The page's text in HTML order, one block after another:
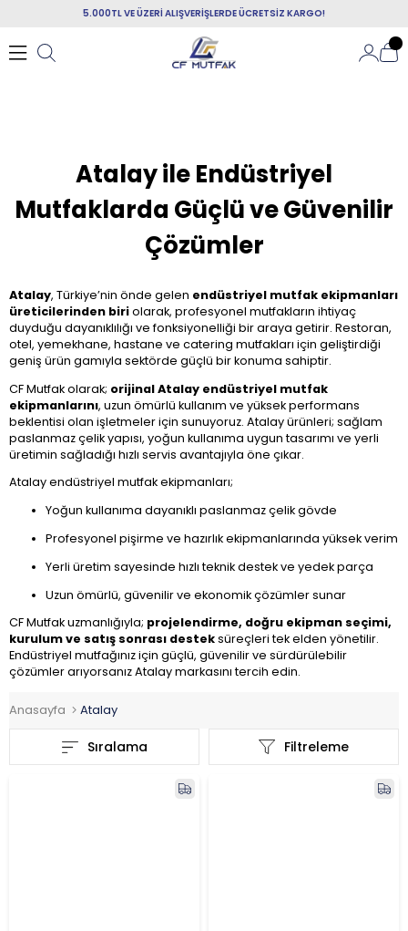
5.000TL VE ÜZERİ ALIŞVERİŞLERDE ÜCRETSİZ KARGO!
Atalay ile Endüstriyel
Mutfaklarda Güçlü ve Güvenilir
Çözümler
Atalay, Türkiye’nin önde gelen endüstriyel mutfak ekipmanları
üreticilerinden biriolarak, profesyonel mutfakların ihtiyaç
duyduğu dayanıklılığı ve fonksiyonelliği bir araya getirir. Restoran,
otel, yemekhane, hastane ve catering mutfakları için geliştirdiği
geniş ürün gamıyla sektörde güçlü bir konuma sahiptir.
CF Mutfak olarak; orijinal Atalay endüstriyel mutfak
ekipmanlarını, uzun ömürlü kullanım ve yüksek performans
beklentisi olan işletmeler için sunuyoruz. Atalay ürünleri; sağlam
paslanmaz çelik yapısı, yoğun kullanıma uygun tasarımı ve yerli
üretimin sağladığı hızlı servis avantajıyla öne çıkar.
Atalay endüstriyel mutfak ekipmanları;
Yoğun kullanıma dayanıklı paslanmaz çelik gövde
Profesyonel pişirme ve hazırlık ekipmanlarında yüksek verim
Yerli üretim sayesinde hızlı teknik destek ve yedek parça
Uzun ömürlü, güvenilir ve ekonomik çözümler sunar
CF Mutfak uzmanlığıyla; projelendirme, doğru ekipman seçimi,
kurulum ve satış sonrası desteksüreçleri tek elden yönetilir.
Endüstriyel mutfağınız için güçlü, güvenilir ve sürdürülebilir
çözümler arıyorsanız Atalay markasını tercih edin.
Anasayfa Atalay
Filtreleme
Sıralama